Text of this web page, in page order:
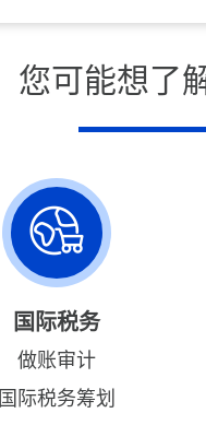
您可能想了
国际税务
做账审计
国际税务筹划